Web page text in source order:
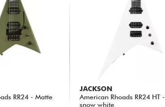
RR24 - Matte
JACKSON
American Rhoads RR24 HT -
snow white